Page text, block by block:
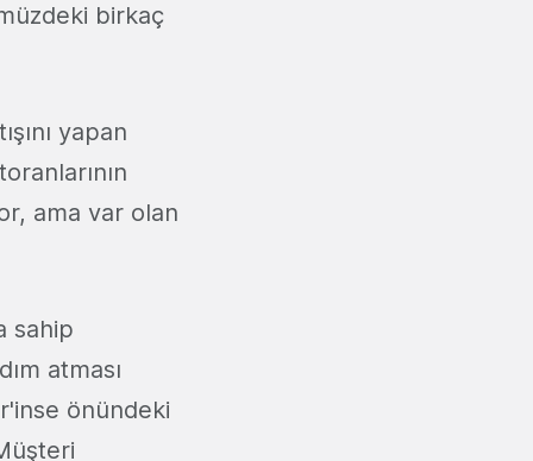
birkaç
yapan
ama var olan
sahip
atması
önündeki